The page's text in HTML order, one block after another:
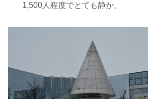
1,500人程度でとても静か。